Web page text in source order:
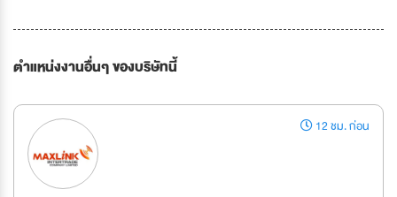
ตำแหน่งงานอื่นๆ ของบริษัทนี้
12 ชม. ก่อน